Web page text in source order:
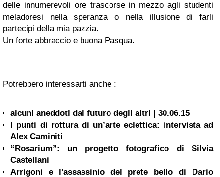
delle innumerevoli ore trascorse in mezzo agli studenti
meladoresi nella speranza o nella illusione di farli
partecipi della mia pazzia.
Un forte abbraccio e buona Pasqua.
Potrebbero interessarti anche :
alcuni aneddoti dal futuro degli altri | 30.06.15
I punti di rottura di un’arte eclettica: intervista ad
Alex Caminiti
“Rosarium”: un progetto fotografico di Silvia
Castellani
Arrigoni e l'assassinio del prete bello di Dario